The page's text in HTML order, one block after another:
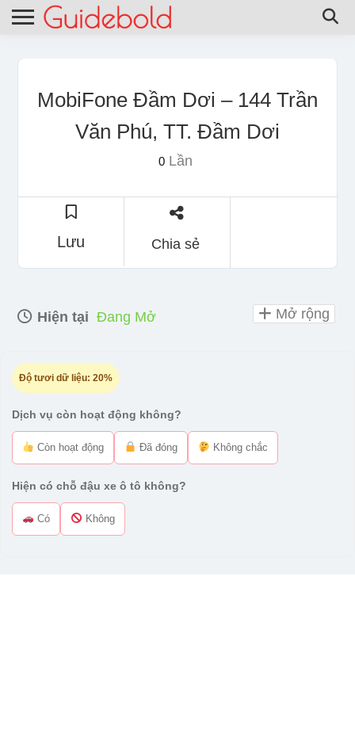
MobiFone Đầm Dơi – 144 Trần
Văn Phú, TT. Đầm Dơi
0Lần
Lưu Chia sẻ
Hiện tại Đang Mở
Độ tươi dữ liệu: 20%
Dịch vụ còn hoạt động không?
Còn hoạt động Đã đóng Không chắc
Hiện có chỗ đậu xe ô tô không?
Có Không
Mở rộng